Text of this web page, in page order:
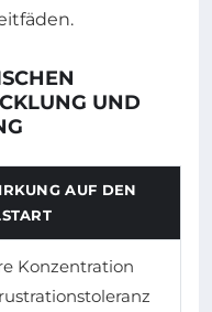
UND
AUF DEN
Konzentration